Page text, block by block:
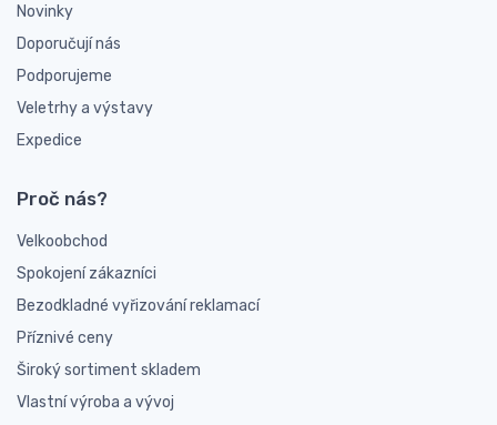
Novinky
Doporučují nás
Podporujeme
Veletrhy a výstavy
Expedice
Proč nás?
Velkoobchod
Spokojení zákazníci
Bezodkladné vyřizování reklamací
Příznivé ceny
Široký sortiment skladem
Vlastní výroba a vývoj